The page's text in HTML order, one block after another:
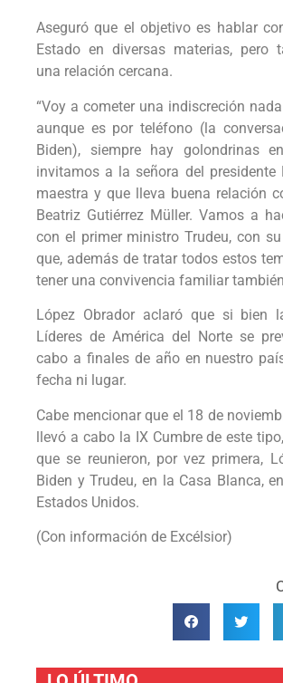
Aseguró que el objetivo es hablar
Estado en diversas materias, pero
una relación cercana.
“Voy a cometer una indiscreción
aunque es por teléfono (la
Biden), siempre hay golondrinas
invitamos a la señora del presidente
maestra y que lleva buena relación
Beatriz Gutiérrez Müller. Vamos a
con el primer ministro Trudeu, con
que, además de tratar todos estos
tener una convivencia familiar
López Obrador aclaró que si bien
Líderes de América del Norte se
cabo a finales de año en nuestro
fecha ni lugar.
Cabe mencionar que el 18 de
llevó a cabo la IX Cumbre de este
que se reunieron, por vez primera,
Biden y Trudeu, en la Casa Blanca,
Estados Unidos.
(Con información de Excélsior)